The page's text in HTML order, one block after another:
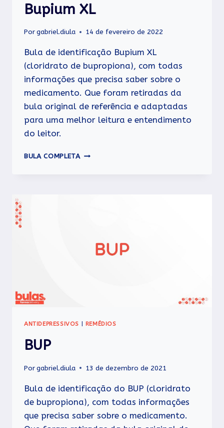
Bupium XL
Porgabriel.diula 14 de fevereiro de 2022
Bula de identificação Bupium XL
(cloridrato de bupropiona), com todas
informações que precisa saber sobre o
medicamento. Que foram retiradas da
bula original de referência e adaptadas
para uma melhor leitura e entendimento
do leitor.
BULA COMPLETA BUPIUM
ANTIDEPRESSIVOS REMÉDIOS
BUP
Porgabriel.diula 13 de dezembro de 2021
Bula de identificação do BUP (cloridrato
de bupropiona), com todas informações
que precisa saber sobre o medicamento.